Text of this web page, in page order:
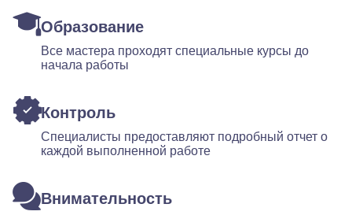
Образование
Все мастера проходят специальные курсы до
начала работы
Контроль
Специалисты предоставляют подробный отчет о
каждой выполненной работе
Внимательность